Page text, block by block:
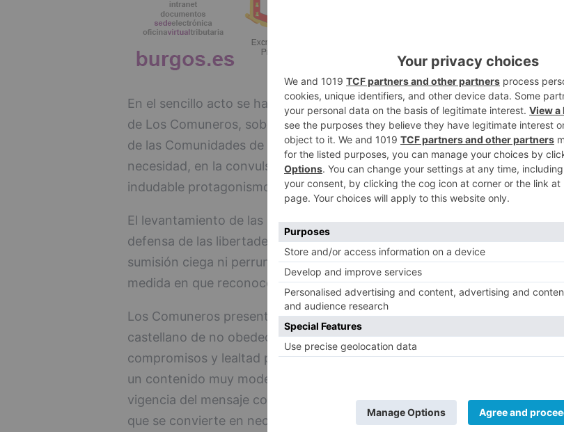
En el sencillo acto se ha recordado el significado histórico, moral y social
de Los Comuneros, sobre la trascendencia y modernidad de la Revolución
de las Comunidades de Castilla, sobre su vigencia actual y sobre la
necesidad, en la convulsa España de hoy, de que Castilla recobre el
indudable protagonismo que le corresponde.
El levantamiento de las Comunidades supuso la expresión de la mayor
defensa de las libertades de un pueblo que entiende que no le debe una
sumisión ciega ni perruna a su monarca, sino que este merece serlo en la
medida en que reconoce y garantiza los derechos de sus súbditos.
Los Comuneros presentaron la expresión de la voluntad del pueblo
castellano de no obedecer sin más a quienes les dirigían, sino de exigir
compromisos y lealtad por parte de sus dirigentes, que es algo que tiene
un contenido muy moderno y muy reivindicable desde la época actual. La
vigencia del mensaje comunero sigue hoy más vivo que nunca, a la vez
que se convierte en necesario, "con la llegada de los nuevos absolutistas